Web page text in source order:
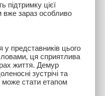
підтримку цієї
вже зараз особливо
представників цього
ця сприятлива
життя. Демур
зустрічі та
може стати етапом